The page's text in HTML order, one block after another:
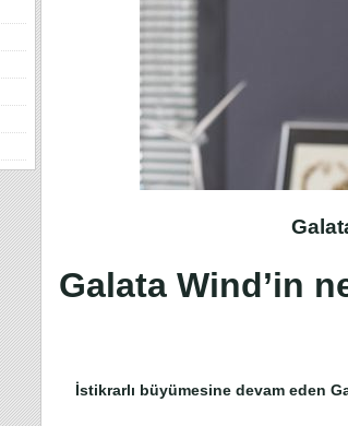
Galata Wind’in
İstikrarlı büyümesine devam eden